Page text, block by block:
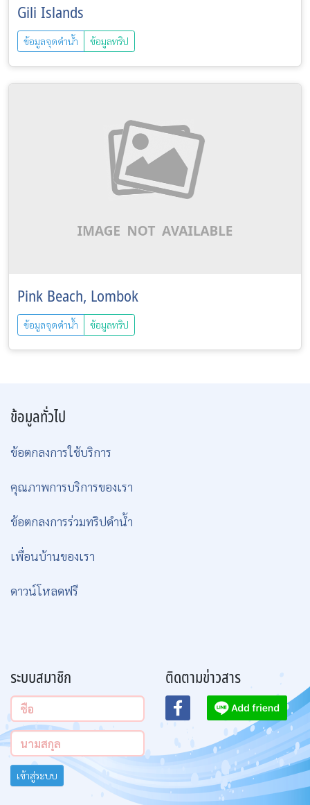
Gili Islands
ข้อมูลจุดดำน้ำ ข้อมูลทริป
Pink Beach, Lombok
ข้อมูลจุดดำน้ำ ข้อมูลทริป
ข้อมูลทั่วไป
ข้อตกลงการใช้บริการ
คุณภาพการบริการของเรา
ข้อตกลงการร่วมทริปดำน้ำ
เพื่อนบ้านของเรา
ดาวน์โหลดฟรี
ระบบสมาชิก
เข้าสู่ระบบ
ติดตามข่าวสาร